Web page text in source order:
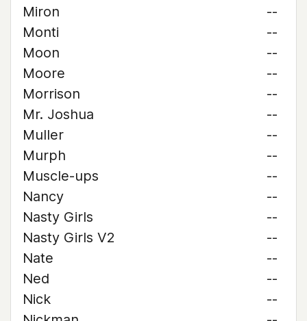
Miron
--
Monti
--
Moon
--
Moore
--
Morrison
--
Mr. Joshua
--
Muller
--
Murph
--
Muscle-ups
--
Nancy
--
Nasty Girls
--
Nasty Girls V2
--
Nate
--
Ned
--
Nick
--